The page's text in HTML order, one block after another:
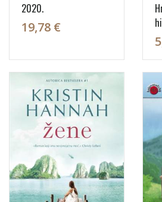
2020.
19,78 €